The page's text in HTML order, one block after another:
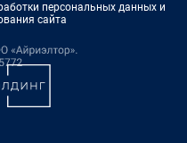
персональных данных и
сайта